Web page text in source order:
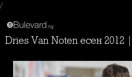
/
Dries Van Noten есен 2012